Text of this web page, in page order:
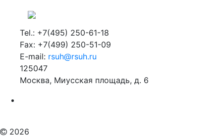
Tel.: +7(495) 250-61-18
Fax: +7(499) 250-51-09
E-mail: rsuh@rsuh.ru
125047
Москва, Миусская площадь, д. 6
2026